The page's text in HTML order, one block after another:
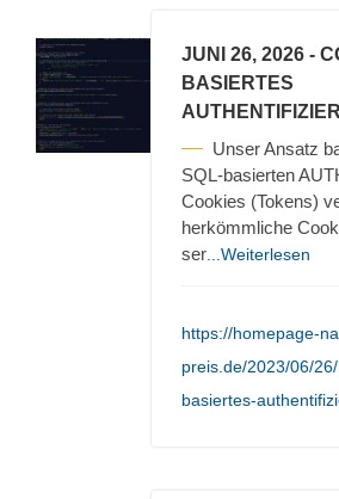
JUNI 26, 2026 -
BASIERTES
Unser Ansatz
SQL-basierten
Cookies (Tokens)
herkömmliche
ser ...Weiterlesen
https://homepage-
preis.de/2023/06/
basiertes-